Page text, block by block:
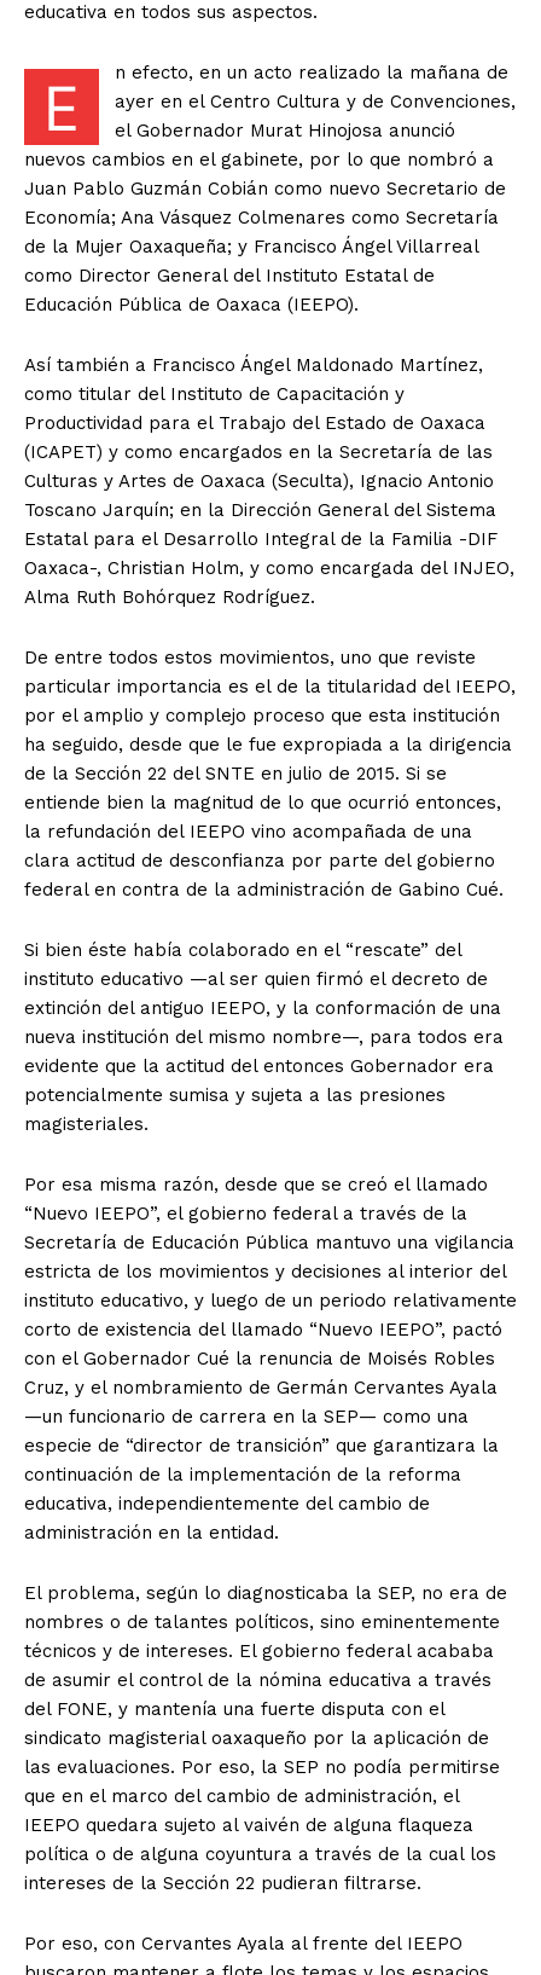
educativa en todos sus aspectos.
E
n efecto, en un acto realizado la mañana de
ayer en el Centro Cultura y de Convenciones,
el Gobernador Murat Hinojosa anunció
nuevos cambios en el gabinete, por lo que nombró a
Juan Pablo Guzmán Cobián como nuevo Secretario de
Economía; Ana Vásquez Colmenares como Secretaría
de la Mujer Oaxaqueña; y Francisco Ángel Villarreal
como Director General del Instituto Estatal de
Educación Pública de Oaxaca (IEEPO).
Así también a Francisco Ángel Maldonado Martínez,
como titular del Instituto de Capacitación y
Productividad para el Trabajo del Estado de Oaxaca
(ICAPET) y como encargados en la Secretaría de las
Culturas y Artes de Oaxaca (Seculta), Ignacio Antonio
Toscano Jarquín; en la Dirección General del Sistema
Estatal para el Desarrollo Integral de la Familia -DIF
Oaxaca-, Christian Holm, y como encargada del INJEO,
Alma Ruth Bohórquez Rodríguez.
De entre todos estos movimientos, uno que reviste
particular importancia es el de la titularidad del IEEPO,
por el amplio y complejo proceso que esta institución
ha seguido, desde que le fue expropiada a la dirigencia
de la Sección 22 del SNTE en julio de 2015. Si se
entiende bien la magnitud de lo que ocurrió entonces,
la refundación del IEEPO vino acompañada de una
clara actitud de desconfianza por parte del gobierno
federal en contra de la administración de Gabino Cué.
Si bien éste había colaborado en el “rescate” del
instituto educativo —al ser quien firmó el decreto de
extinción del antiguo IEEPO, y la conformación de una
nueva institución del mismo nombre—, para todos era
evidente que la actitud del entonces Gobernador era
potencialmente sumisa y sujeta a las presiones
magisteriales.
Por esa misma razón, desde que se creó el llamado
“Nuevo IEEPO”, el gobierno federal a través de la
Secretaría de Educación Pública mantuvo una vigilancia
estricta de los movimientos y decisiones al interior del
instituto educativo, y luego de un periodo relativamente
corto de existencia del llamado “Nuevo IEEPO”, pactó
con el Gobernador Cué la renuncia de Moisés Robles
Cruz, y el nombramiento de Germán Cervantes Ayala
—un funcionario de carrera en la SEP— como una
especie de “director de transición” que garantizara la
continuación de la implementación de la reforma
educativa, independientemente del cambio de
administración en la entidad.
El problema, según lo diagnosticaba la SEP, no era de
nombres o de talantes políticos, sino eminentemente
técnicos y de intereses. El gobierno federal acababa
de asumir el control de la nómina educativa a través
del FONE, y mantenía una fuerte disputa con el
sindicato magisterial oaxaqueño por la aplicación de
las evaluaciones. Por eso, la SEP no podía permitirse
que en el marco del cambio de administración, el
IEEPO quedara sujeto al vaivén de alguna flaqueza
política o de alguna coyuntura a través de la cual los
intereses de la Sección 22 pudieran filtrarse.
Por eso, con Cervantes Ayala al frente del IEEPO